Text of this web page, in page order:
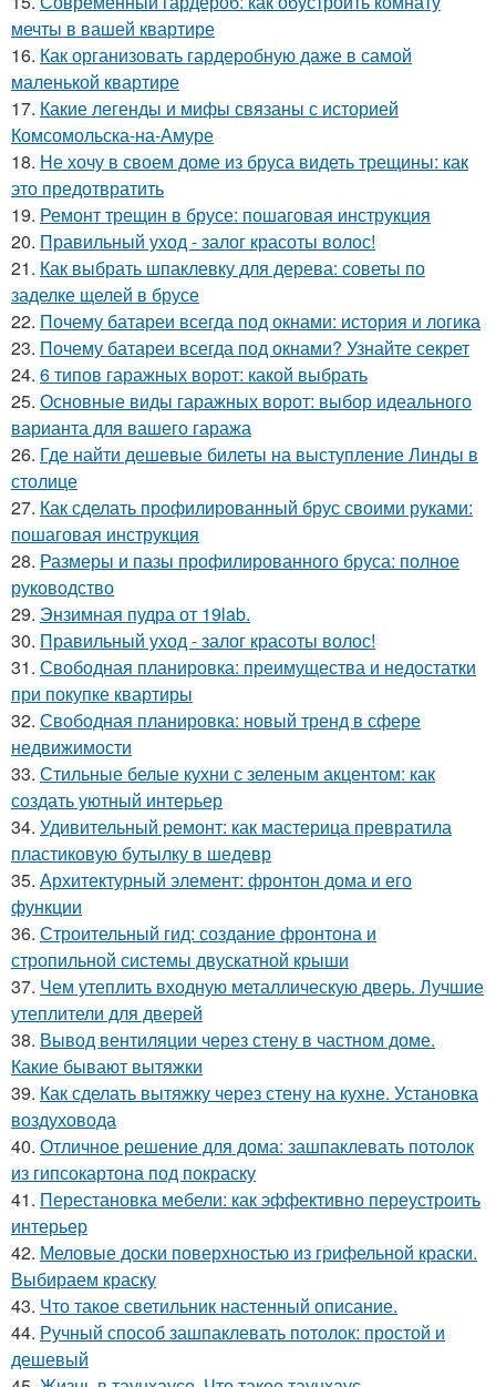
мечты в вашей квартире
16. Как организовать гардеробную даже в самой
маленькой квартире
17. Какие легенды и мифы связаны с историей
Комсомольска-на-Амуре
18. Не хочу в своем доме из бруса видеть трещины: как
это предотвратить
19. Ремонт трещин в брусе: пошаговая инструкция
20. Правильный уход - залог красоты волос!
21. Как выбрать шпаклевку для дерева: советы по
заделке щелей в брусе
22. Почему батареи всегда под окнами: история и логика
23. Почему батареи всегда под окнами? Узнайте секрет
24. 6 типов гаражных ворот: какой выбрать
25. Основные виды гаражных ворот: выбор идеального
варианта для вашего гаража
26. Где найти дешевые билеты на выступление Линды в
столице
27. Как сделать профилированный брус своими руками:
пошаговая инструкция
28. Размеры и пазы профилированного бруса: полное
руководство
29. Энзимная пудра от 19lab.
30. Правильный уход - залог красоты волос!
31. Свободная планировка: преимущества и недостатки
при покупке квартиры
32. Свободная планировка: новый тренд в сфере
недвижимости
33. Стильные белые кухни с зеленым акцентом: как
создать уютный интерьер
34. Удивительный ремонт: как мастерица превратила
пластиковую бутылку в шедевр
35. Архитектурный элемент: фронтон дома и его
функции
36. Строительный гид: создание фронтона и
стропильной системы двускатной крыши
37. Чем утеплить входную металлическую дверь. Лучшие
утеплители для дверей
38. Вывод вентиляции через стену в частном доме.
Какие бывают вытяжки
39. Как сделать вытяжку через стену на кухне. Установка
воздуховода
40. Отличное решение для дома: зашпаклевать потолок
из гипсокартона под покраску
41. Перестановка мебели: как эффективно переустроить
интерьер
42. Меловые доски поверхностью из грифельной краски.
Выбираем краску
43. Что такое светильник настенный описание.
44. Ручный способ зашпаклевать потолок: простой и
дешевый